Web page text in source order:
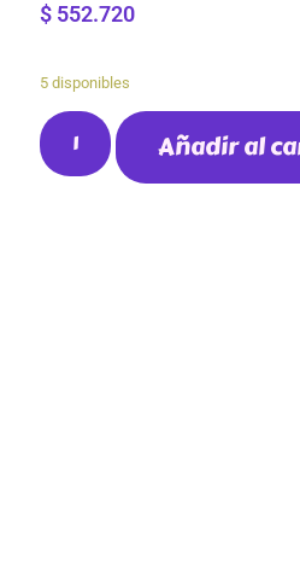
$ 552.720
5 disponibles
Añadir al